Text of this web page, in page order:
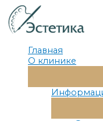
Перейти
к
содержимому
Главная
О клинике